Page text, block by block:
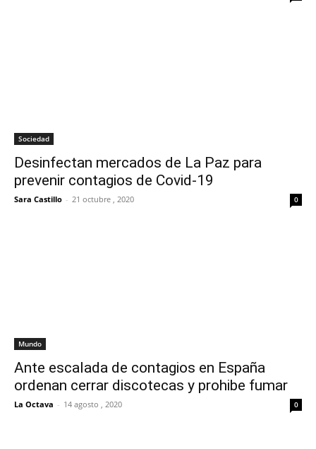
Sociedad
Desinfectan mercados de La Paz para
prevenir contagios de Covid-19
Sara Castillo - 21 octubre , 2020 0
Mundo
Ante escalada de contagios en España
ordenan cerrar discotecas y prohibe fumar
La Octava - 14 agosto , 2020 0